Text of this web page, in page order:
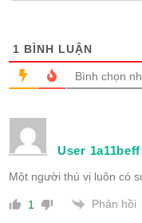
1 BÌNH LUẬN
Bình chọn
User 1a11beff
Một người thú vị luôn có
1 Phản hồi